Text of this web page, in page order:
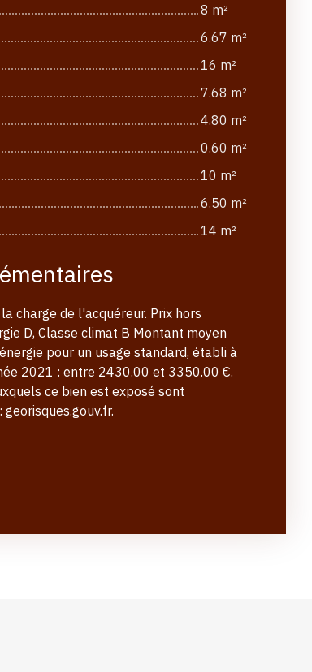
8 m²
6.67 m²
16 m²
7.68 m²
4.80 m²
0.60 m²
10 m²
6.50 m²
14 m²
charge de l'acquéreur. Prix hors
D, Classe climat B Montant moyen
pour un usage standard, établi à
2021 : entre 2430.00 et 3350.00 €.
ce bien est exposé sont